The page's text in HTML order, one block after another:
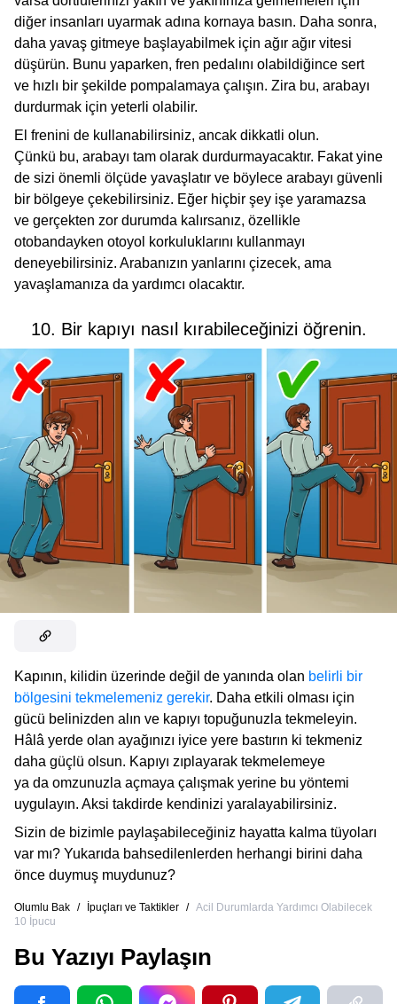
diğer insanları uyarmak adına kornaya basın. Daha sonra,
daha yavaş gitmeye başlayabilmek için ağır ağır vitesi
düşürün. Bunu yaparken, fren pedalını olabildiğince sert
ve hızlı bir şekilde pompalamaya çalışın. Zira bu, arabayı
durdurmak için yeterli olabilir.
El frenini de kullanabilirsiniz, ancak dikkatli olun.
Çünkü bu, arabayı tam olarak durdurmayacaktır. Fakat yine
de sizi önemli ölçüde yavaşlatır ve böylece arabayı güvenli
bir bölgeye çekebilirsiniz. Eğer hiçbir şey işe yaramazsa
ve gerçekten zor durumda kalırsanız, özellikle
otobandayken otoyol korkuluklarını kullanmayı
deneyebilirsiniz. Arabanızın yanlarını çizecek, ama
yavaşlamanıza da yardımcı olacaktır.
10. Bir kapıyı nasıl kırabileceğinizi öğrenin.
Kapının, kilidin üzerinde değil de yanında olan belirli bir
bölgesini tekmelemeniz gerekir. Daha etkili olması için
gücü belinizden alın ve kapıyı topuğunuzla tekmeleyin.
Hâlâ yerde olan ayağınızı iyice yere bastırın ki tekmeniz
daha güçlü olsun. Kapıyı zıplayarak tekmelemeye
ya da omzunuzla açmaya çalışmak yerine bu yöntemi
uygulayın. Aksi takdirde kendinizi yaralayabilirsiniz.
Sizin de bizimle paylaşabileceğiniz hayatta kalma tüyoları
var mı? Yukarıda bahsedilenlerden herhangi birini daha
önce duymuş muydunuz?
Olumlu Bak / İpuçları ve Taktikler / Acil Durumlarda Yardımcı Olabilecek
10 İpucu
Bu Yazıyı Paylaşın